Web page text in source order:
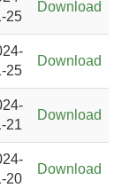
25
Download
25
Download
21
Download
20
Download